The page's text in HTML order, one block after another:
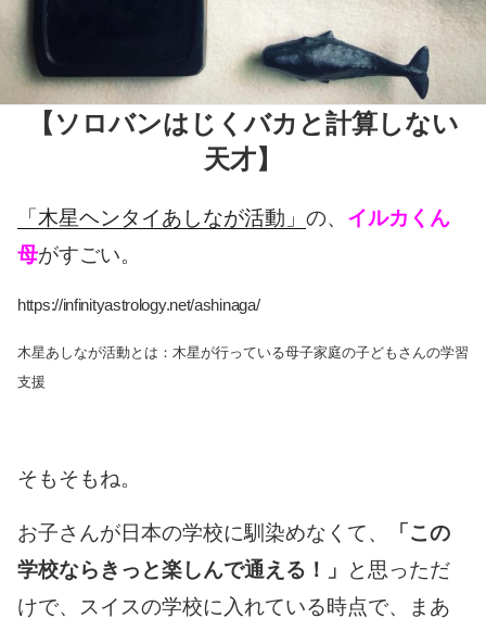
【ソロバンはじくバカと計算しない
天才】
「木星ヘンタイあしなが活動」 の、 イルカくん
母がすごい。
https://infinityastrology.net/ashinaga/
木星あしなが活動とは：木星が行っている母子家庭の子どもさんの学習
支援
そもそもね。
お子さんが日本の学校に馴染めなくて、
「この
学校ならきっと楽しんで通える！」
と思っただ
けで、スイスの学校に入れている時点で、まあ